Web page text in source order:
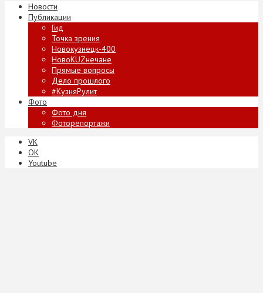
Новости
Публикации
Гид
Точка зрения
Новокузнецк-400
НовоKUZнечане
Прямые вопросы
Дело прошлого
#КузняРулит
Фото
Фото дня
Фоторепортажи
VK
ОК
Youtube